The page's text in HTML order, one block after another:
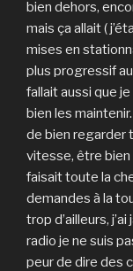
bien dehors,
mais ça allait (
mises en
plus progressif
fallait aussi que
bien les
de bien regarder
vitesse, être bien
faisait toute la
demandes à la
trop d’ailleurs,
radio je ne suis
peur de dire des